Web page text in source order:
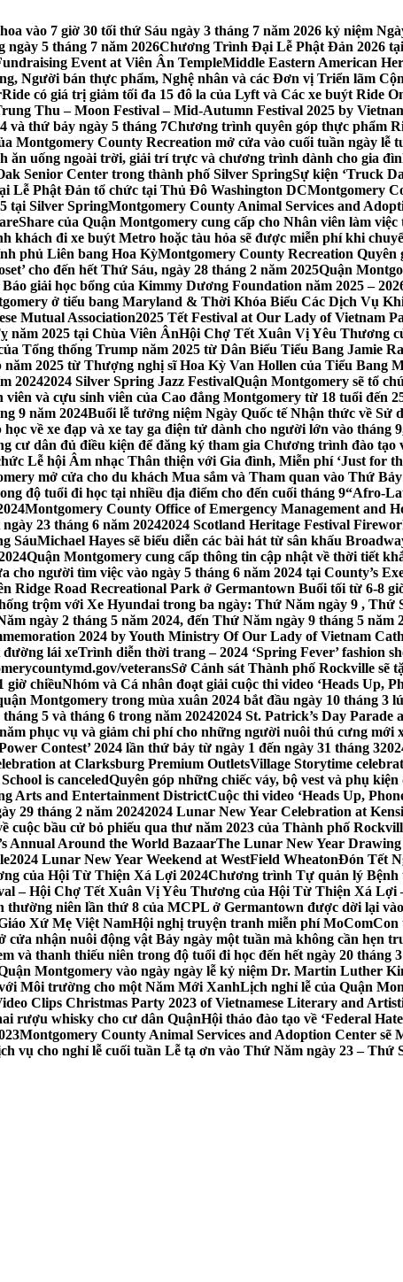
vào 7 giờ 30 tối thứ Sáu ngày 3 tháng 7 năm 2026 kỷ niệm
5 tháng 7 năm 2026Chương Trình Đại Lễ Phật Đản 2026
Event at Viên Ân TempleMiddle Eastern American
Người bán thực phẩm, Nghệ nhân và các Đơn vị Triển lãm
có giá trị giảm tối đa 15 đô la của Lyft và Các xe buýt Ride
Thu – Moon Festival – Mid-Autumn Festival 2025 by
và thứ bảy ngày 5 tháng 7Chương trình quyên góp thực phẩm
Montgomery County Recreation mở cửa vào cuối tuần ngày lễ
ăn uống ngoài trời, giải trí trực và chương trình dành cho gia
Senior Center trong thành phố Silver SpringSự kiện ‘Truck
Lễ Phật Đản tổ chức tại Thủ Đô Washington DCMontgomery
tại Silver SpringMontgomery County Animal Services and
của Quận Montgomery cung cấp cho Nhân viên làm
khách đi xe buýt Metro hoặc tàu hỏa sẽ được miễn phí khi
phủ Liên bang Hoa KỳMontgomery County Recreation Quyên
cho đến hết Thứ Sáu, ngày 28 tháng 2 năm 2025Quận
giải học bổng của Kimmy Dương Foundation năm 2025 –
ở tiểu bang Maryland & Thời Khóa Biểu Các Dịch Vụ
Mutual Association2025 Tết Festival at Our Lady of Vietnam
năm 2025 tại Chùa Viên ÂnHội Chợ Tết Xuân Vị Yêu Thương
Tổng thống Trump năm 2025 từ Dân Biểu Tiểu Bang Jamie
2025 từ Thượng nghị sĩ Hoa Kỳ Van Hollen của Tiểu Bang
20242024 Silver Spring Jazz FestivalQuận Montgomery sẽ tổ
viên và cựu sinh viên của Cao đẳng Montgomery từ 18 tuổi đến
9 năm 2024Buổi lễ tưởng niệm Ngày Quốc tế Nhận thức về Sử
về xe đạp và xe tay ga điện tử dành cho người lớn vào tháng
dân đủ điều kiện để đăng ký tham gia Chương trình đào tạo
Lễ hội Âm nhạc Thân thiện với Gia đình, Miễn phí ‘Just for
mở cửa cho du khách Mua sắm và Tham quan vào Thứ
độ tuổi đi học tại nhiều địa điểm cho đến cuối tháng 9“Afro-
Montgomery County Office of Emergency Management and
23 tháng 6 năm 20242024 Scotland Heritage Festival
SáuMichael Hayes sẽ biểu diễn các bài hát từ sân khấu
Quận Montgomery cung cấp thông tin cập nhật về thời tiết
cho người tìm việc vào ngày 5 tháng 6 năm 2024 tại County’s
Ridge Road Recreational Park ở Germantown Buổi tối từ 6-8
trộm với Xe Hyundai trong ba ngày: Thứ Năm ngày 9 , Thứ
ngày 2 tháng 5 năm 2024, đến Thứ Năm ngày 9 tháng 5 năm
2024 by Youth Ministry Of Our Lady of Vietnam
đường lái xeTrình diễn thời trang – 2024 ‘Spring Fever’ fashion
veteransSở Cảnh sát Thành phố Rockville sẽ
giờ chiềuNhóm và Cá nhân đoạt giải cuộc thi video ‘Heads Up,
Montgomery trong mùa xuân 2024 bắt đầu ngày 10 tháng 3
5 và tháng 6 trong năm 20242024 St. Patrick’s Day
phục vụ và giảm chi phí cho những người nuôi thú cưng mới
Contest’ 2024 lần thứ bảy từ ngày 1 đến ngày 31 tháng 3
at Clarksburg Premium OutletsVillage Storytime
is canceledQuyên góp những chiếc váy, bộ vest và phụ
Arts and Entertainment DistrictCuộc thi video ‘Heads Up,
29 tháng 2 năm 20242024 Lunar New Year Celebration at
cuộc bầu cử bỏ phiếu qua thư năm 2023 của Thành phố
Annual Around the World BazaarThe Lunar New Year
2024 Lunar New Year Weekend at WestField WheatonĐón Tết
của Hội Từ Thiện Xá Lợi 2024Chương trình Tự quản lý Bệnh
– Hội Chợ Tết Xuân Vị Yêu Thương của Hội Từ Thiện Xá Lợi
niên lần thứ 8 của MCPL ở Germantown được dời lại
Xứ Mẹ Việt NamHội nghị truyện tranh miễn phí
nhận nuôi động vật Bảy ngày một tuần mà không cần hẹn
và thanh thiếu niên trong độ tuổi đi học đến hết ngày 20 tháng
Montgomery vào ngày ngày lễ kỷ niệm Dr. Martin Luther
Môi trường cho một Năm Mới XanhLịch nghỉ lễ của Quận
Clips Christmas Party 2023 of Vietnamese Literary and
rượu whisky cho cư dân QuậnHội thảo đào tạo về ‘Federal
Montgomery County Animal Services and Adoption Center sẽ
vụ cho nghỉ lễ cuối tuần Lễ tạ ơn vào Thứ Năm ngày 23 – Thứ